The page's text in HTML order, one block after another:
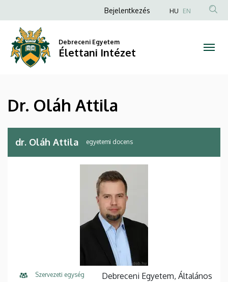
Oláh
Attila
Élettani
Intézet
a
tartalomra
Anonim
fiók
menüje
Bejelentkezés HU EN
Debreceni Egyetem
Élettani Intézet
Dr. Oláh Attila
dr. Oláh Attila egyetemi docens
Szervezeti egység
Debreceni Egyetem, Általános